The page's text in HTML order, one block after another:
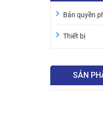
Bản quyền
Thiết bị
SẢN